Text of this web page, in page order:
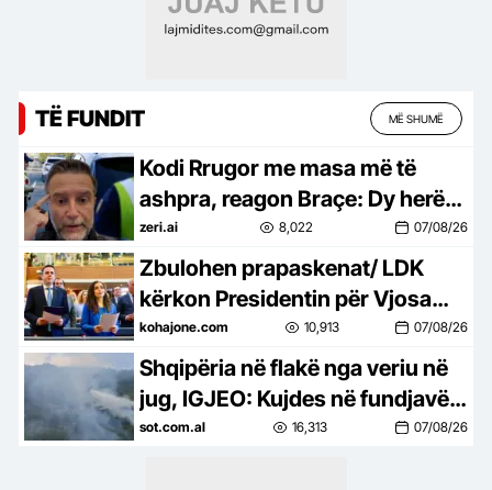
TË FUNDIT MË SHUMË
Kodi Rrugor me masa më të
ashpra, reagon Braçe: Dy herë
janë boll për të vrarë…jo pasurim
për policët (VIDEO)
zeri.ai 8,022 07/08/26
Zbulohen prapaskenat/ LDK
kërkon Presidentin për Vjosa
Osmanin, kurse Kurti i ofron…
kohajone.com 10,913 07/08/26
Shqipëria në flakë nga veriu në
jug, IGJEO: Kujdes në fundjavë,
rrezik i lartë për zjarre në 8
sot.com.al 16,313 07/08/26